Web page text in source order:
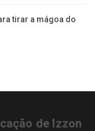
tirar a mágoa do
de Izzon